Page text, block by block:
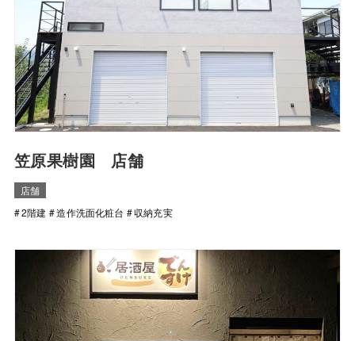
笠原果樹園 店舗
店舗
2階建
造作洗面化粧台 収納充実